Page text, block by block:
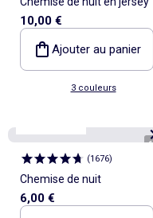
10,00 €
Ajouter au panier
3 couleurs
1
(1676)
Chemise de nuit
6,00 €